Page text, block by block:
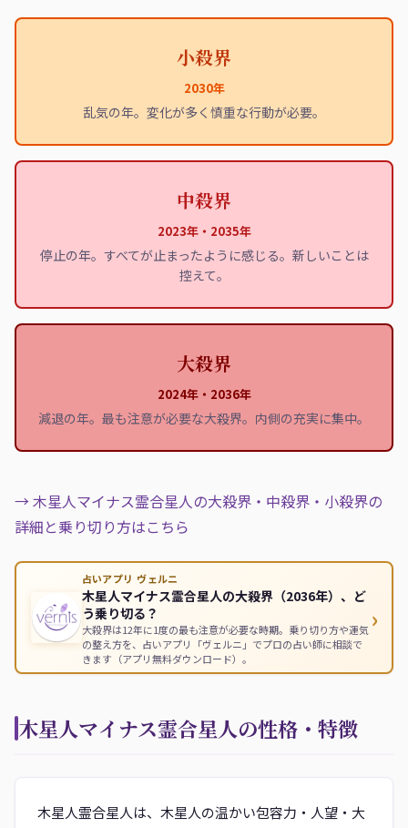
小殺界
2030年
乱気の年。変化が多く慎重な行動が必要。
中殺界
2023年・2035年
停止の年。すべてが止まったように感じる。新しいことは
控えて。
大殺界
2024年・2036年
減退の年。最も注意が必要な大殺界。内側の充実に集中。
→ 木星人マイナス霊合星人の大殺界・中殺界・小殺界の
詳細と乗り切り方はこちら
占いアプリ ヴェルニ
木星人マイナス霊合星人の大殺界（2036年）、ど
う乗り切る？
大殺界は12年に1度の最も注意が必要な時期。乗り切り方や運気
の整え方を、占いアプリ「ヴェルニ」でプロの占い師に相談で
きます（アプリ無料ダウンロード）。
›
木星人マイナス霊合星人の性格・特徴
木星人霊合星人は、木星人の温かい包容力・人望・大